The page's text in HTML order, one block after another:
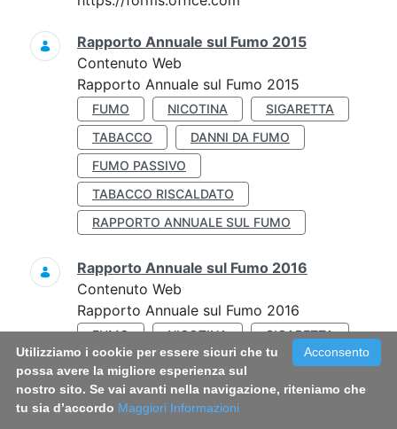
Rapporto Annuale sul Fumo 2015
Contenuto Web
Rapporto Annuale sul Fumo 2015
FUMO NICOTINA
SIGARETTA
TABACCO
DANNI DA FUMO
FUMO PASSIVO
TABACCO RISCALDATO
RAPPORTO ANNUALE SUL FUMO
Rapporto Annuale sul Fumo 2016
Contenuto Web
Rapporto Annuale sul Fumo 2016
FUMO NICOTINA
SIGARETTA
TABACCO
DANNI DA FUMO
FUMO PASSIVO
VIETATO FUMARE
PATOLOGIE FUMO-CORRELATE
Acconsento
Utilizziamo i cookie per essere sicuri che tu
possa avere la migliore esperienza sul
nostro sito. Se vai avanti nella navigazione, riteniamo che
tu sia d’accordo Maggiori Informazioni